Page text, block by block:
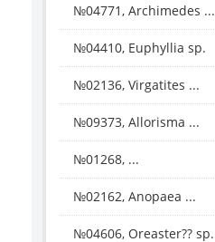
№04771, Archimedes ...
№04410, Euphyllia sp.
№02136, Virgatites ...
№09373, Allorisma ...
№01268, ...
№02162, Anopaea ...
№04606, Oreaster?? sp.